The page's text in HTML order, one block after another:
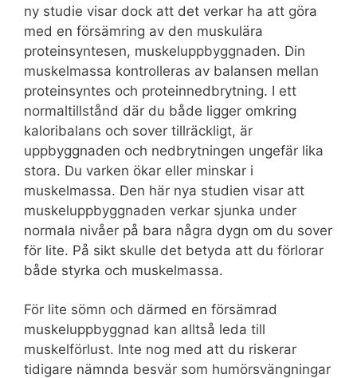
ny studie visar dock att det verkar ha att göra
med en försämring av den muskulära
proteinsyntesen, muskeluppbyggnaden. Din
muskelmassa kontrolleras av balansen mellan
proteinsyntes och proteinnedbrytning. I ett
normaltillstånd där du både ligger omkring
kaloribalans och sover tillräckligt, är
uppbyggnaden och nedbrytningen ungefär lika
stora. Du varken ökar eller minskar i
muskelmassa. Den här nya studien visar att
muskeluppbyggnaden verkar sjunka under
normala nivåer på bara några dygn om du sover
för lite. På sikt skulle det betyda att du förlorar
både styrka och muskelmassa.
För lite sömn och därmed en försämrad
muskeluppbyggnad kan alltså leda till
muskelförlust. Inte nog med att du riskerar
tidigare nämnda besvär som humörsvängningar